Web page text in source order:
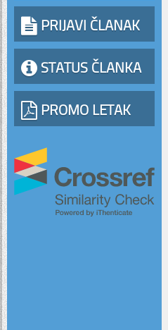
PRIJAVI ČLANAK
STATUS ČLANKA
PROMO LETAK